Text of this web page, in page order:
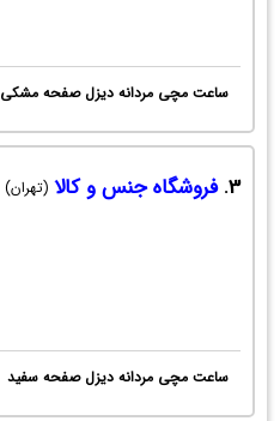
ساعت مچی مردانه دیزل صفحه مشکی
3. فروشگاه جنس و کالا (تهران)
ساعت مچی مردانه دیزل صفحه سفید